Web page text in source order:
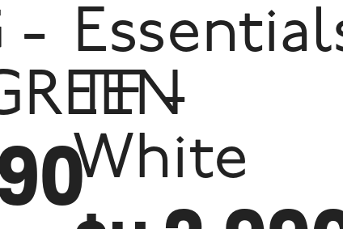
-
TF -
White